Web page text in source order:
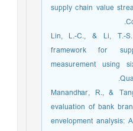
supply chain value
• Lin, L.-C., & Li, T.-
framework for
measurement using
• Manandhar, R., &
evaluation of bank
envelopment analysis: